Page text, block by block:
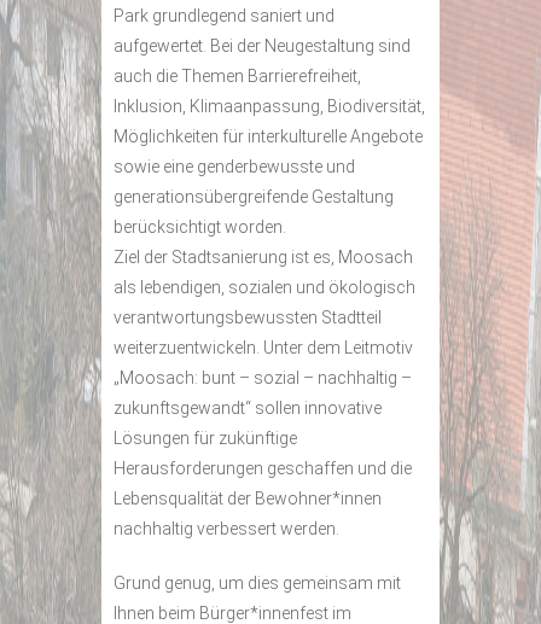
Park grundlegend saniert und
aufgewertet. Bei der Neugestaltung sind
auch die Themen Barrierefreiheit,
Inklusion, Klimaanpassung, Biodiversität,
Möglichkeiten für interkulturelle Angebote
sowie eine genderbewusste und
generationsübergreifende Gestaltung
berücksichtigt worden.
Ziel der Stadtsanierung ist es, Moosach
als lebendigen, sozialen und ökologisch
verantwortungsbewussten Stadtteil
weiterzuentwickeln. Unter dem Leitmotiv
„Moosach: bunt – sozial – nachhaltig –
zukunftsgewandt“ sollen innovative
Lösungen für zukünftige
Herausforderungen geschaffen und die
Lebensqualität der Bewohner*innen
nachhaltig verbessert werden.
Grund genug, um dies gemeinsam mit
Ihnen beim Bürger*innenfest im